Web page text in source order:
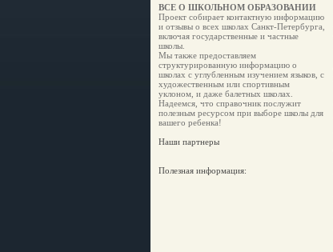
ВСЕ О ШКОЛЬНОМ ОБРАЗОВАНИИ
Проект собирает контактную информацию
и отзывы о всех школах Санкт-Петербурга,
включая государственные и частные
школы.
Мы также предоставляем
структурированную информацию о
школах с углубленным изучением языков, с
художественным или спортивным
уклоном, и даже балетных школах.
Надеемся, что справочник послужит
полезным ресурсом при выборе школы для
вашего ребенка!
Наши партнеры
Полезная информация: